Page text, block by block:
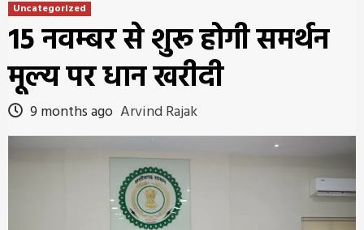
Uncategorized
15 नवम्बर से शुरू होगी समर्थन
मूल्य पर धान खरीदी
9 months ago Arvind Rajak